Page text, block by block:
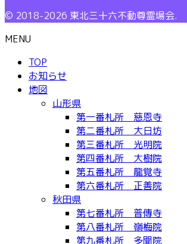
© 2018-2026 東北三十六不動尊霊場会.
MENU
TOP
お知らせ
地図
山形県
第一番札所 慈恩寺
第二番札所 大日坊
第三番札所 光明院
第四番札所 大樹院
第五番札所 龍覚寺
第六番札所 正善院
秋田県
第七番札所 普傳寺
第八番札所 嶺梅院
第九番札所 多聞院